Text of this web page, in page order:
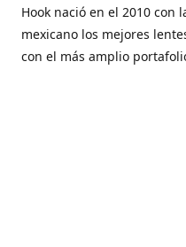
Hook nació en el 2010
mexicano los mejores
con el más amplio